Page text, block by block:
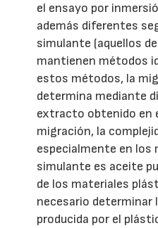
el ensayo por
además diferentes
simulante (aquellos
mantienen métodos
estos métodos, la
determina mediante
extracto obtenido en
migración, la
especialmente en los
simulante es aceite
de los materiales
necesario determinar
producida por el